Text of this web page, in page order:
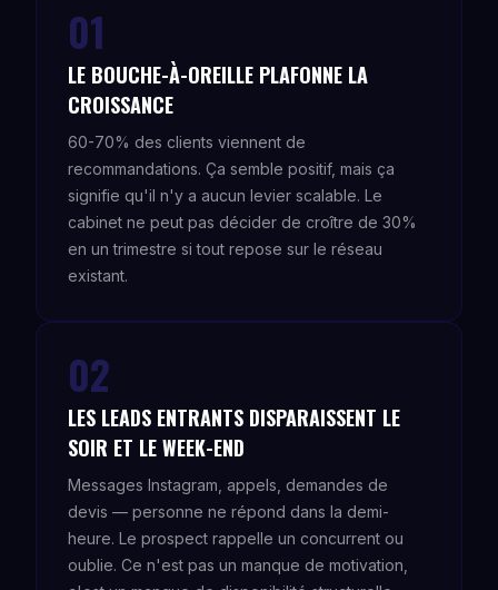
01
LE BOUCHE-À-OREILLE PLAFONNE LA
CROISSANCE
60-70% des clients viennent de
recommandations. Ça semble positif, mais ça
signifie qu'il n'y a aucun levier scalable. Le
cabinet ne peut pas décider de croître de 30%
en un trimestre si tout repose sur le réseau
existant.
02
LES LEADS ENTRANTS DISPARAISSENT LE
SOIR ET LE WEEK-END
Messages Instagram, appels, demandes de
devis — personne ne répond dans la demi-
heure. Le prospect rappelle un concurrent ou
oublie. Ce n'est pas un manque de motivation,